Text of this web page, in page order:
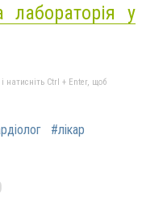
лабораторія у
натисніть Ctrl + Enter, щоб
#лікар